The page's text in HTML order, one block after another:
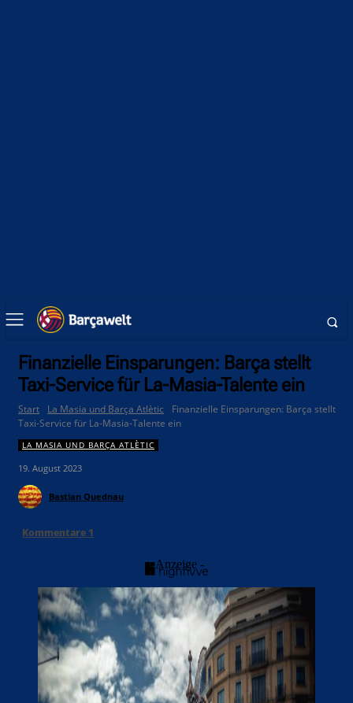
Finanzielle Einsparungen: Barça stellt
Taxi-Service für La-Masia-Talente ein
Start La Masia und Barça Atlètic
Finanzielle Einsparungen: Barça stellt
Taxi-Service für La-Masia-Talente ein
LA MASIA UND BARÇA ATLÈTIC
19. August 2023
Bastian Quednau
Kommentare 1
- Anzeige -